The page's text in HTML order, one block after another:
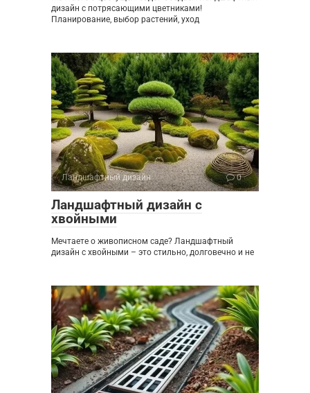
дизайн с потрясающими цветниками!
Планирование, выбор растений, уход
Ландшафтный дизайн 0
Ландшафтный дизайн с
хвойными
Мечтаете о живописном саде? Ландшафтный
дизайн с хвойными – это стильно, долговечно и не